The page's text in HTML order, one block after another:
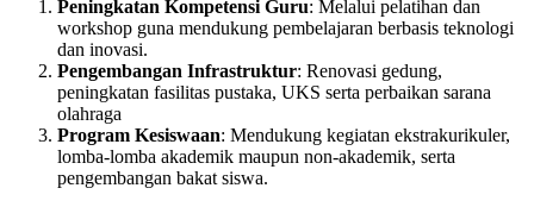
Peningkatan Kompetensi Guru: Melalui pelatihan dan
workshop guna mendukung pembelajaran berbasis teknologi
dan inovasi.
Pengembangan Infrastruktur: Renovasi gedung,
peningkatan fasilitas pustaka, UKS serta perbaikan sarana
olahraga
Program Kesiswaan: Mendukung kegiatan ekstrakurikuler,
lomba-lomba akademik maupun non-akademik, serta
pengembangan bakat siswa.